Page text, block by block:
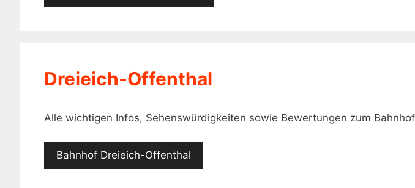
Dreieich-Offenthal
Alle wichtigen Infos, Sehenswürdigkeiten sowie Bewertungen zum
Bahnhof Dreieich-Offenthal